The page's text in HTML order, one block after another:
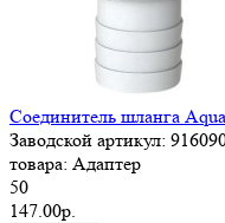
Соединитель шланга
Заводской артикул:
товара: Адаптер
50
147.00р.